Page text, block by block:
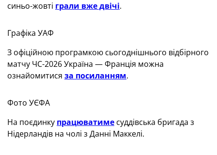
синьо-жовті грали вже двічі.
Графіка УАФ
З офіційною програмкою сьогоднішнього відбірного
матчу ЧС-2026 Україна — Франція можна
ознайомитися за посиланням.
Фото УЄФА
На поєдинку працюватиме суддівська бригада з
Нідерландів на чолі з Данні Маккелі.